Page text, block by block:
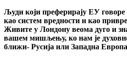
Људи који преферирају ЕУ
као систем вредности и као
Живите у Лондону веома дуго и
вашем мишљењу, ко нам је
ближи- Русија или Западна